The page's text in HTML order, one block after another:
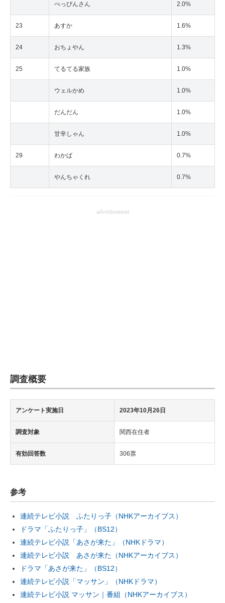
べっぴんさん 2.0%
23 あすか 1.6%
24 おちょやん 1.3%
25 てるてる家族 1.0%
ウェルかめ 1.0%
だんだん 1.0%
甘辛しゃん 1.0%
29 わかば 0.7%
やんちゃくれ 0.7%
advertisement
調査概要
アンケート実施日 2023年10月26日
調査対象 関西在住者
有効回答数 306票
参考
連続テレビ小説 ふたりっ子（NHKアーカイブス）
ドラマ「ふたりっ子」（BS12）
連続テレビ小説「あさが来た」（NHKドラマ）
連続テレビ小説 あさが来た（NHKアーカイブス）
ドラマ「あさが来た」（BS12）
連続テレビ小説「マッサン」（NHKドラマ）
連続テレビ小説 マッサン｜番組（NHKアーカイブス）